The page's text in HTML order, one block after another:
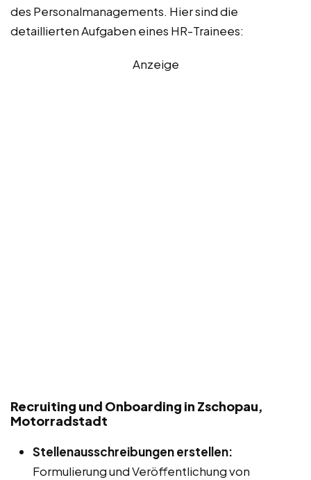
des Personalmanagements. Hier sind die
detaillierten Aufgaben eines HR-Trainees:
Anzeige
Recruiting und Onboarding in Zschopau,
Motorradstadt
Stellenausschreibungen erstellen:
Formulierung und Veröffentlichung von